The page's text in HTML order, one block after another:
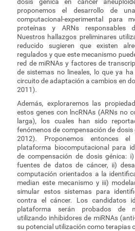
proponemos el desarrollo de
computacional-experimental para
proteínas y ARNs responsables
Nuestros hallazgos preliminares
reducido sugieren que existen
regulados y que este mecanismo
red de miRNAs y factores de
de sistemas no lineales, lo que ya
circuito de adaptación a cambios en
2011).
Además, exploraremos las
estos genes con lncRNAs (ARNs no
larga), los cuales han sido
fenómenos de compensación de dosis
2012). Proponemos entonces
plataforma biocomputacional para
de compensación de dosis génica:
fuentes de datos de cáncer, ii)
computación orientados a la
median este mecanismo y iii)
simular estos sistemas para
contra el cáncer. Los candidatos
plataforma serán probados de
utilizando inhibidores de miRNAs
su potencial utilización como terapias